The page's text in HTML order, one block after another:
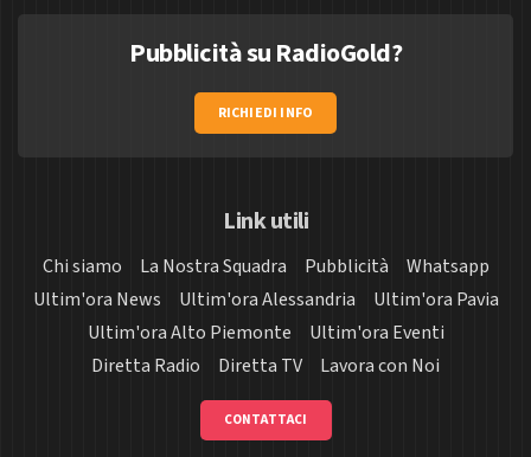
Pubblicità su RadioGold?
RICHIEDI INFO
Link utili
Chi siamo La Nostra Squadra Pubblicità
Whatsapp
Ultim'ora News
Ultim'ora Alessandria
Ultim'ora Pavia
Ultim'ora Alto Piemonte
Ultim'ora Eventi
Diretta Radio
Diretta TV Lavora con Noi
CONTATTACI